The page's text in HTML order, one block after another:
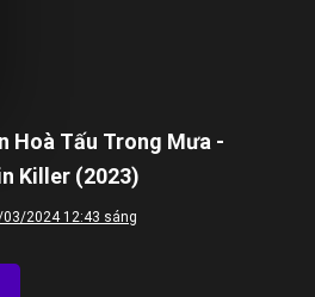
Hoà Tấu Trong Mưa -
Killer (2023)
2024 12:43 sáng